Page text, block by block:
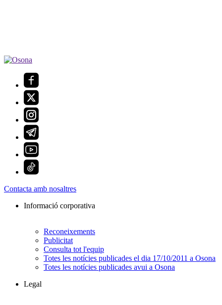
Contacta amb nosaltres
Informació corporativa
Reconeixements
Publicitat
Consulta tot l'equip
Totes les notícies publicades el dia 17/10/2011 a Osona
Totes les notícies publicades avui a Osona
Legal